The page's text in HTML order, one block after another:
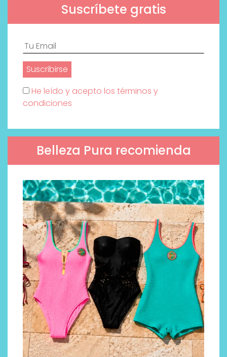
Suscríbete gratis
He leído y acepto los términos y
condiciones
Belleza Pura recomienda